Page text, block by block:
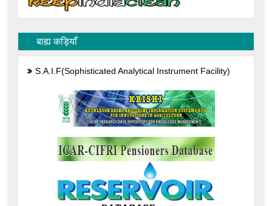
बाह्य कड़ियाँ
S.A.I.F(Sophisticated Analytical Instrument Facility)